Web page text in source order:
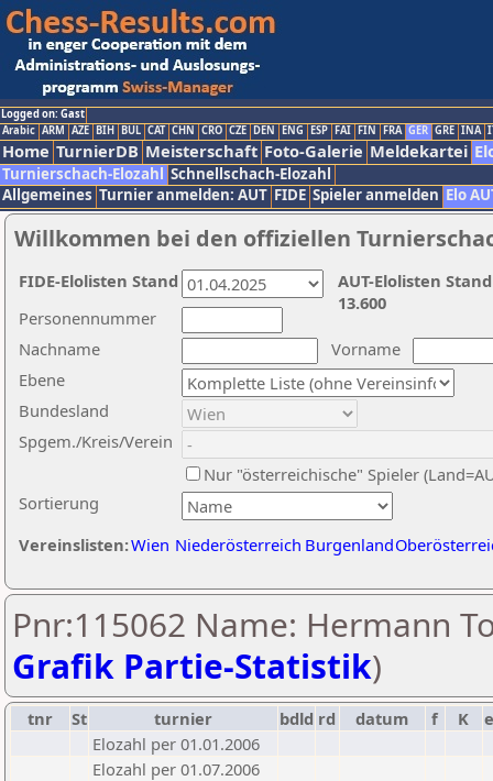
Logged on: Gast
Arabic ARM AZE BIH BUL CAT CHN CRO CZE DEN ENG ESP FAI FIN FRA GER GRE INA
Home TurnierDB Meisterschaft Foto-Galerie Meldekartei
Turnierschach-Elozahl Schnellschach-Elozahl
Allgemeines Turnier anmelden: AUT FIDE Spieler anmelden Elo
Willkommen bei den offiziellen
Nachname
Vorname
Ebene
Sortierung
Personennummer
Bundesland
Spgem./Kreis/Verein
Nur "österreichische" Spieler
Vereinslisten:Wien Niederösterreich Burgenland
AUT-Elolisten
13.600
FIDE-Elolisten Stand
Pnr:115062 Name: Hermann
Grafik Partie-Statistik)
tnr St turnier bdld rd datum f K
Elozahl per 01.01.2006
Elozahl per 01.07.2006